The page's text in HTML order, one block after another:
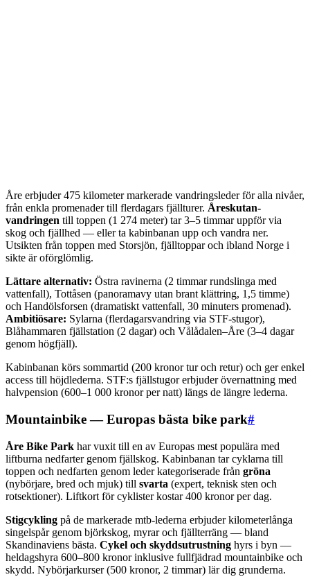
Åre erbjuder 475 kilometer markerade vandringsleder för alla nivåer,
från enkla promenader till flerdagars fjällturer. Åreskutan-
vandringen till toppen (1 274 meter) tar 3–5 timmar uppför via
skog och fjällhed — eller ta kabinbanan upp och vandra ner.
Utsikten från toppen med Storsjön, fjälltoppar och ibland Norge i
sikte är oförglömlig.
Lättare alternativ: Östra ravinerna (2 timmar rundslinga med
vattenfall), Tottåsen (panoramavy utan brant klättring, 1,5 timme)
och Handölsforsen (dramatiskt vattenfall, 30 minuters promenad).
Ambitiösare: Sylarna (flerdagarsvandring via STF-stugor),
Blåhammaren fjällstation (2 dagar) och Vålådalen–Åre (3–4 dagar
genom högfjäll).
Kabinbanan körs sommartid (200 kronor tur och retur) och ger enkel
access till höjdlederna. STF:s fjällstugor erbjuder övernattning med
halvpension (600–1 000 kronor per natt) längs de längre lederna.
Mountainbike — Europas bästa bike park#
Åre Bike Park har vuxit till en av Europas mest populära med
liftburna nedfarter genom fjällskog. Kabinbanan tar cyklarna till
toppen och nedfarten genom leder kategoriserade från gröna
(nybörjare, bred och mjuk) till svarta (expert, teknisk sten och
rotsektioner). Liftkort för cyklister kostar 400 kronor per dag.
Stigcykling på de markerade mtb-lederna erbjuder kilometerlånga
singelspår genom björkskog, myrar och fjällterräng — bland
Skandinaviens bästa. Cykel och skyddsutrustning hyrs i byn —
heldagshyra 600–800 kronor inklusive fullfjädrad mountainbike och
skydd. Nybörjarkurser (500 kronor, 2 timmar) lär dig grunderna.